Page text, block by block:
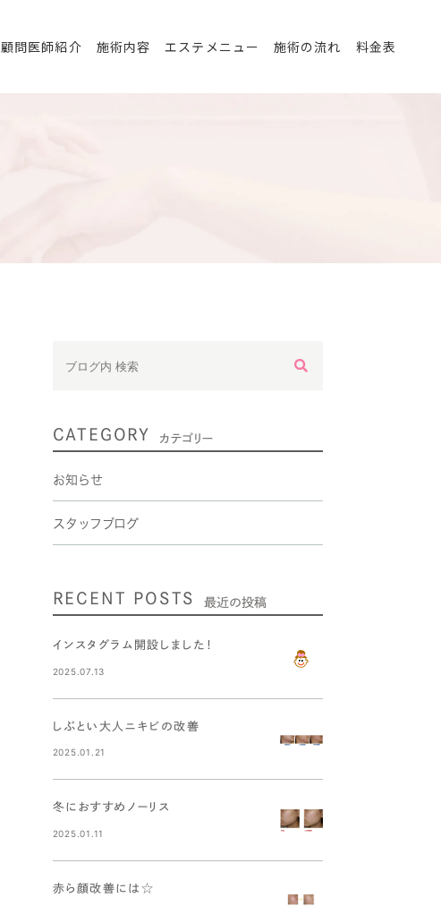
顧問医師紹介 施術内容 エステメニュー 施術の流れ 料金表
CATEGORY カテゴリー
お知らせ
スタッフブログ
RECENT POSTS 最近の投稿
インスタグラム開設しました！
2025.07.13
しぶとい大人ニキビの改善
2025.01.21
冬におすすめノーリス
2025.01.11
赤ら顔改善には☆